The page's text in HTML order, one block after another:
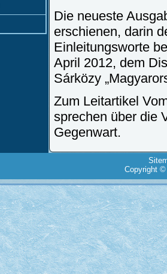
Die neueste
erschienen, darin
Einleitungsworte
April 2012, dem
Sárközy
Zum Leitartikel
sprechen über die
Gegenwart.
Copyright ©